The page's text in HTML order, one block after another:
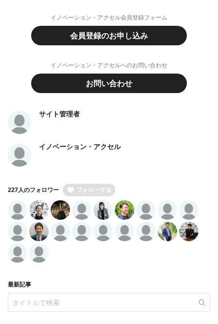
イノベーション・アクセル会員登録フォーム
会員登録のお申し込み
イノベーション・アクセルへのお問い合わせ
お問い合わせ
サイト管理者
イノベーション・アクセル
227人のフォロワー フォローする
最新記事